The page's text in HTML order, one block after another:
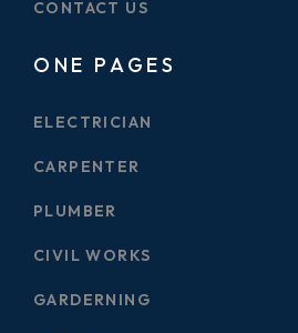
CONTACT US
ONE PAGES
ELECTRICIAN
CARPENTER
PLUMBER
CIVIL WORKS
GARDERNING